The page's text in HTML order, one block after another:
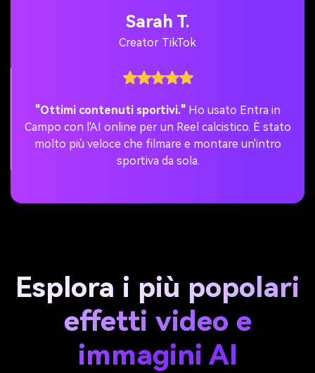
Sarah T.
Creator TikTok
"Ottimi contenuti sportivi." Ho usato Entra in
Campo con l'AI online per un Reel calcistico. È stato
molto più veloce che filmare e montare un'intro
sportiva da sola.
Esplora i più popolari
effetti video e
immagini AI